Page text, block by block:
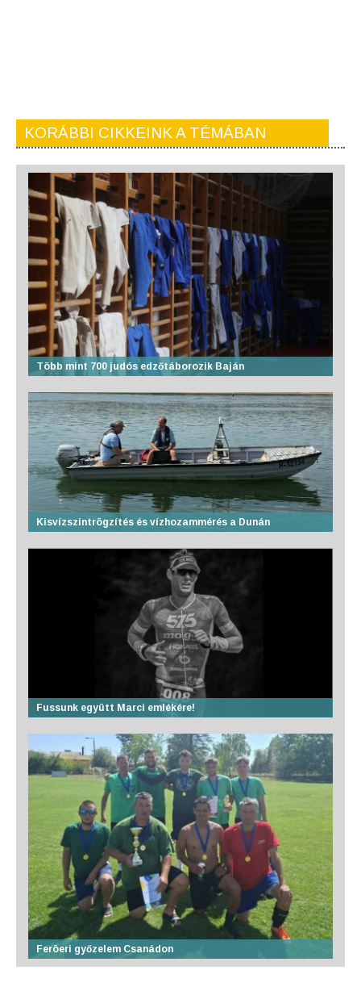
KORÁBBI CIKKEINK A TÉMÁBAN
Több mint 700 judós edzőtáborozik Baján
Kisvízszintrögzítés és vízhozammérés a Dunán
Fussunk együtt Marci emlékére!
Feröeri győzelem Csanádon